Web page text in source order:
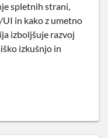
spletnih strani,
in kako z umetno
izboljšuje razvoj
izkušnjo in